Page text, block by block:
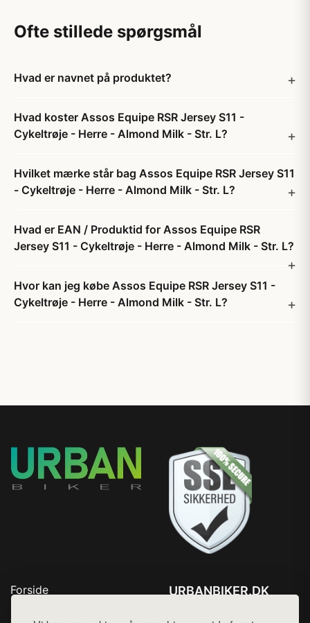
Ofte stillede spørgsmål
Hvad er navnet på produktet?
Hvad koster Assos Equipe RSR Jersey S11 -
Cykeltrøje - Herre - Almond Milk - Str. L?
Hvilket mærke står bag Assos Equipe RSR Jersey S11
- Cykeltrøje - Herre - Almond Milk - Str. L?
Hvad er EAN / Produktid for Assos Equipe RSR
Jersey S11 - Cykeltrøje - Herre - Almond Milk - Str. L?
Hvor kan jeg købe Assos Equipe RSR Jersey S11 -
Cykeltrøje - Herre - Almond Milk - Str. L?
Forside
URBANBIKER.DK